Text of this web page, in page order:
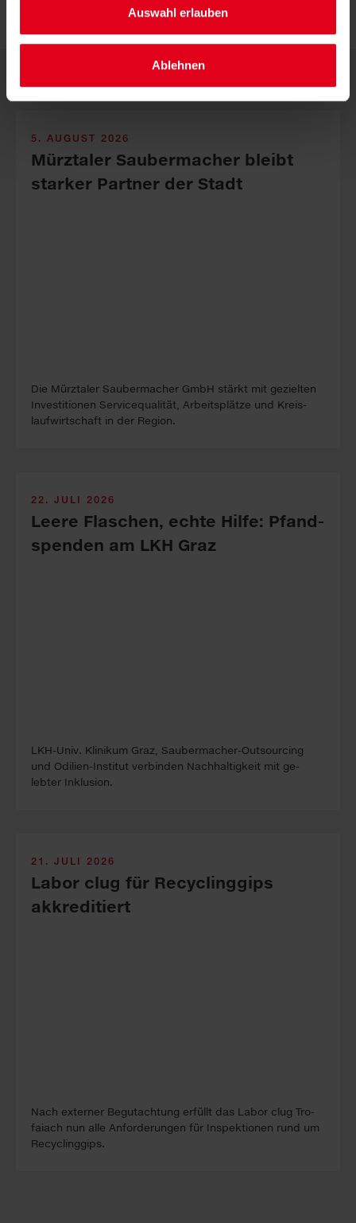
Auswahl erlauben
Ablehnen
Weitere News
5. AUGUST 2026
Mürztaler Sauber­macher bleibt
starker Part­ner der Stadt
Die Mürztaler Sauber­macher GmbH stärkt mit ge­zielten
In­vest­itionen Service­qualität, Arbeits­plätze und Kreis­
lauf­wirt­schaft in der Re­gion.
22. JULI 2026
Leere Fla­sch­en, echte Hil­fe: Pfand­
spen­den am LKH Graz
LKH-Univ. Kli­ni­kum Graz, Sauber­macher-Out­sour­cing
und Odilien-In­stitut ver­binden Nach­haltig­keit mit ge­
lebter In­klus­ion.
21. JULI 2026
Labor clug für Recyclinggips
akkreditiert
Nach ex­ter­ner Be­gutacht­ung erfüllt das La­bor clug Tro­
faiach nun alle An­forder­ung­en für In­spekt­ion­en rund um
Re­cyc­ling­gips.